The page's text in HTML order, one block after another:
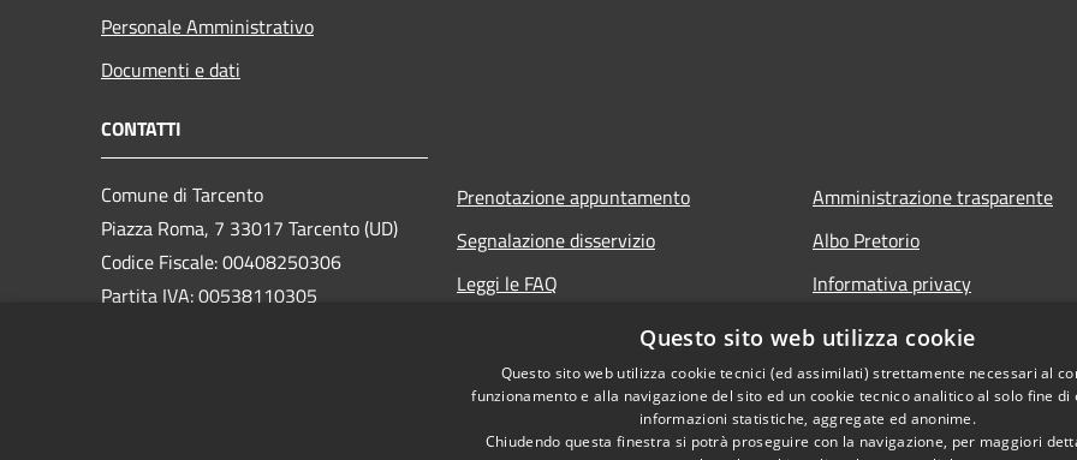
Personale Amministrativo
Documenti e dati
CONTATTI
Comune di Tarcento
Piazza Roma, 7 33017 Tarcento (UD)
Codice Fiscale: 00408250306
Partita IVA: 00538110305
Prenotazione appuntamento
Segnalazione disservizio
Leggi le FAQ
Amministrazione trasparente
Albo Pretorio
Informativa privacy
Note legali
Dichiarazione di accessibilità
Segnalazioni di inaccessibilità
Questo sito web utilizza cookie
Questo sito web utilizza cookie tecnici (ed assimilati) strettamente necessari al
funzionamento e alla navigazione del sito ed un cookie tecnico analitico al solo fine di
informazioni statistiche, aggregate ed anonime.
Chiudendo questa finestra si potrà proseguire con la navigazione, per maggiori